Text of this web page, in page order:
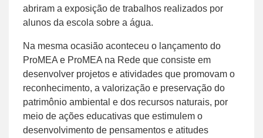
abriram a exposição de trabalhos realizados por
alunos da escola sobre a água.
Na mesma ocasião aconteceu o lançamento do
ProMEA e ProMEA na Rede que consiste em
desenvolver projetos e atividades que promovam o
reconhecimento, a valorização e preservação do
patrimônio ambiental e dos recursos naturais, por
meio de ações educativas que estimulem o
desenvolvimento de pensamentos e atitudes